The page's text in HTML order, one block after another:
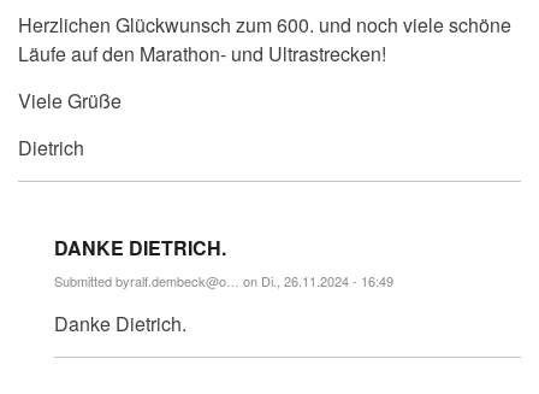
Herzlichen Glückwunsch zum 600. und noch viele schöne
Läufe auf den Marathon- und Ultrastrecken!
Viele Grüße
Dietrich
DANKE DIETRICH.
Submitted byralf.dembeck@o…
on Di., 26.11.2024 - 16:49
auf
Ralf!
Danke Dietrich.